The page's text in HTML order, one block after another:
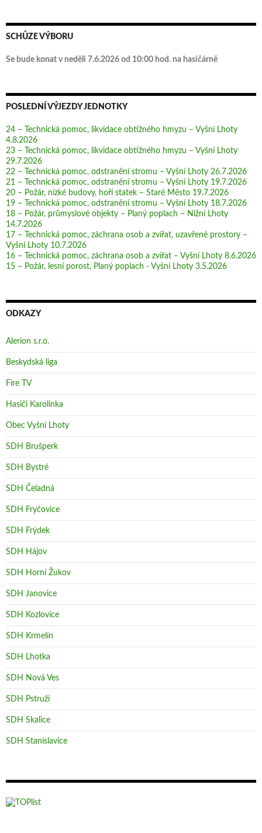
SCHŮZE VÝBORU
Se bude konat v neděli 7.6.2026 od 10:00 hod. na hasičárně
POSLEDNÍ VÝJEZDY JEDNOTKY
24 – Technická pomoc, likvidace obtížného hmyzu – Vyšní Lhoty
4.8.2026
23 – Technická pomoc, likvidace obtížného hmyzu – Vyšní Lhoty
29.7.2026
22 – Technická pomoc, odstranění stromu – Vyšní Lhoty 26.7.2026
21 – Technická pomoc, odstranění stromu – Vyšní Lhoty 19.7.2026
20 – Požár, nízké budovy, hoří statek – Staré Město 19.7.2026
19 – Technická pomoc, odstranění stromu – Vyšní Lhoty 18.7.2026
18 – Požár, průmyslové objekty – Planý poplach – Nižní Lhoty
14.7.2026
17 – Technická pomoc, záchrana osob a zvířat, uzavřené prostory –
Vyšní Lhoty 10.7.2026
16 – Technická pomoc, záchrana osob a zvířat – Vyšní Lhoty 8.6.2026
15 – Požár, lesní porost, Planý poplach - Vyšní Lhoty 3.5.2026
ODKAZY
Alerion s.r.o.
Beskydská liga
Fire TV
Hasiči Karolinka
Obec Vyšní Lhoty
SDH Brušperk
SDH Bystré
SDH Čeladná
SDH Fryčovice
SDH Frýdek
SDH Hájov
SDH Horní Žukov
SDH Janovice
SDH Kozlovice
SDH Krmelín
SDH Lhotka
SDH Nová Ves
SDH Pstruží
SDH Skalice
SDH Stanislavice